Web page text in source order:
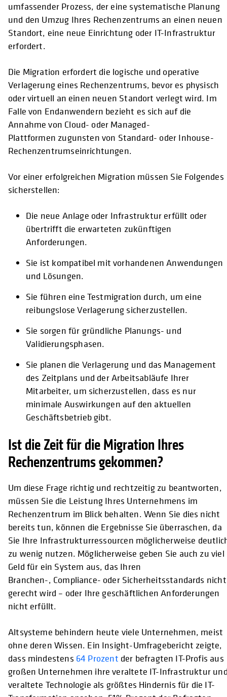
umfassender Prozess, der eine systematische Planung
und den Umzug Ihres Rechenzentrums an einen neuen
Standort, eine neue Einrichtung oder IT-Infrastruktur
erfordert.
Die Migration erfordert die logische und operative
Verlagerung eines Rechenzentrums, bevor es physisch
oder virtuell an einen neuen Standort verlegt wird. Im
Falle von Endanwendern bezieht es sich auf die
Annahme von Cloud- oder Managed-
Plattformen zugunsten von Standard- oder Inhouse-
Rechenzentrumseinrichtungen.
Vor einer erfolgreichen Migration müssen Sie Folgendes
sicherstellen:
Die neue Anlage oder Infrastruktur erfüllt oder
übertrifft die erwarteten zukünftigen
Anforderungen.
Sie ist kompatibel mit vorhandenen Anwendungen
und Lösungen.
Sie führen eine Testmigration durch, um eine
reibungslose Verlagerung sicherzustellen.
Sie sorgen für gründliche Planungs- und
Validierungsphasen.
Sie planen die Verlagerung und das Management
des Zeitplans und der Arbeitsabläufe Ihrer
Mitarbeiter, um sicherzustellen, dass es nur
minimale Auswirkungen auf den aktuellen
Geschäftsbetrieb gibt.
Ist die Zeit für die Migration Ihres
Rechenzentrums gekommen?
Um diese Frage richtig und rechtzeitig zu beantworten,
müssen Sie die Leistung Ihres Unternehmens im
Rechenzentrum im Blick behalten. Wenn Sie dies nicht
bereits tun, können die Ergebnisse Sie überraschen, da
Sie Ihre Infrastrukturressourcen möglicherweise
zu wenig nutzen. Möglicherweise geben Sie auch zu viel
Geld für ein System aus, das Ihren
Branchen-, Compliance- oder Sicherheitsstandards nicht
gerecht wird – oder Ihre geschäftlichen Anforderungen
nicht erfüllt.
Altsysteme behindern heute viele Unternehmen, meist
ohne deren Wissen. Ein Insight-Umfragebericht zeigte,
dass mindestens 64 Prozent der befragten IT-Profis aus
großen Unternehmen ihre veraltete IT-Infrastruktur
veraltete Technologie als größtes Hindernis für die IT-